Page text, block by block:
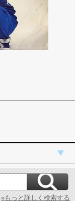
»もっと詳しく検索する